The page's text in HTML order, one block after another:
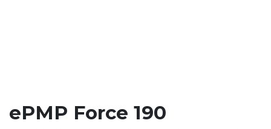
ePMP Force 190